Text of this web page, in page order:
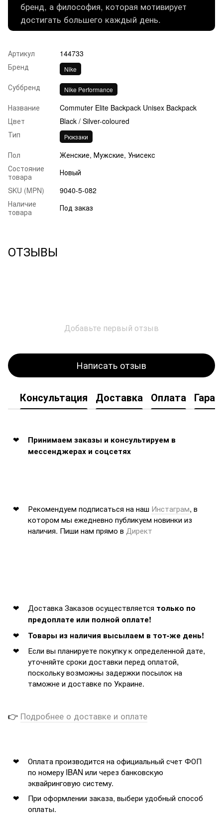
бренд, а философия, которая мотивирует
достигать большего каждый день.
Артикул
144733
Бренд
Nike
Суббренд Nike Performance
Название
Commuter Elite Backpack Unisex Backpack
Цвет
Black / Silver-coloured
Тип
Рюкзаки
Пол
Женские, Мужские, Унисекс
Состояние
товара
Новый
SKU (MPN)
9040-5-082
Наличие
товара
Под заказ
ОТЗЫВЫ
Добавьте первый отзыв
Написать отзыв
Консультация Доставка Оплата
Принимаем заказы и консультируем в
мессенджерах и соцсетях
Рекомендуем подписаться на наш Инстаграм, в
котором мы ежедневно публикуем новинки из
наличия. Пиши нам прямо в Директ
Доставка Заказов осуществляется только по
предоплате или полной оплате!
Товары из наличия высылаем в тот-же день!
Если вы планируете покупку к определенной дате,
уточняйте сроки доставки перед оплатой,
поскольку возможны задержки посылок на
таможне и доставке по Украине.
👉 Подробнее о доставке и оплате
Оплата производится на официальный счет ФОП
по номеру IBAN или через банковскую
эквайринговую систему.
При оформлении заказа, выбери удобный способ
оплаты.